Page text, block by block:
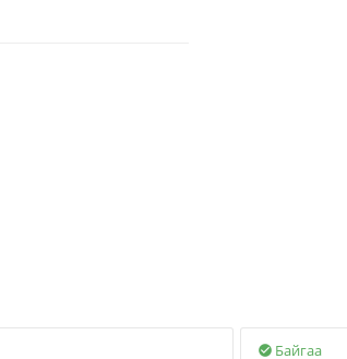
Байгаа
